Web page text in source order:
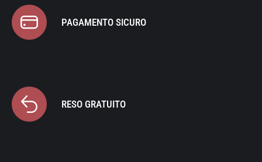
PAGAMENTO SICURO
RESO GRATUITO